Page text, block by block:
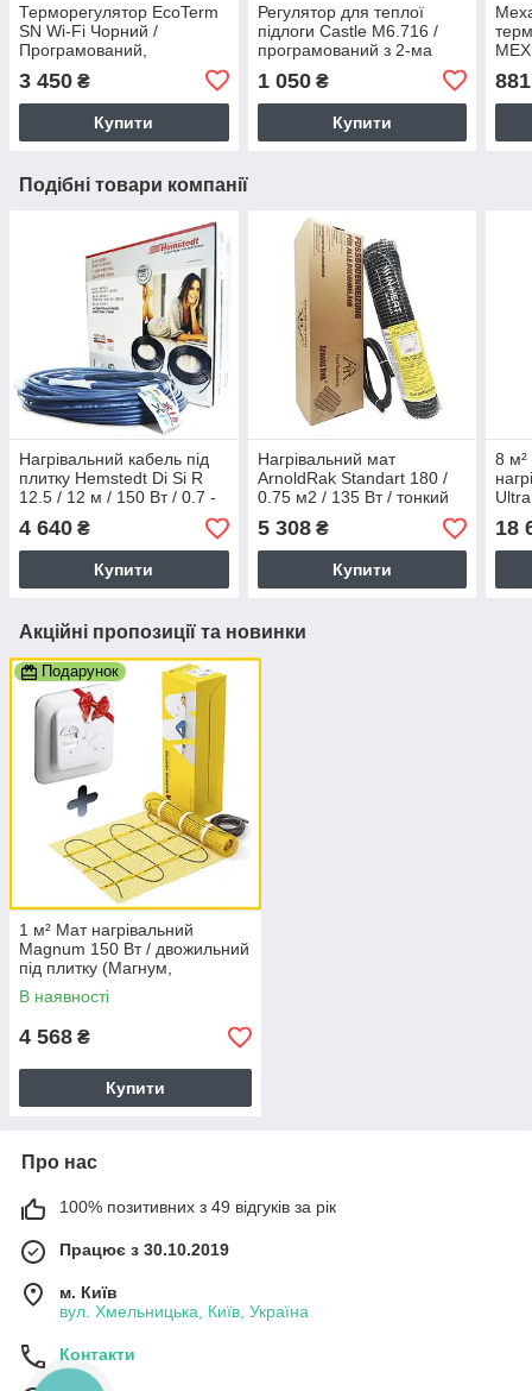
Терморегулятор EcoTerm
SN Wi-Fi Чорний /
Програмований,
підлоги
3 450 ₴
Купити
Регулятор для теплої
підлоги Castle M6.716 /
програмований з 2-ма
датчиками температури
1 050₴
Купити
МЕХ
881
Подібні товари компанії
Нагрівальний кабель під
плитку Hemstedt Di Si R
12.5 / 12 м / 150 Вт / 0.7 -
1.2 м² / безмуфтовий /
d=4.8 мм
4 640 ₴
Купити
Нагрівальний мат
ArnoldRak Standart 180 /
0.75 м2 / 135 Вт / тонкий
3.5 мм / під плитку
(Німеччина)
5 308₴
Купити
8 м²
2.7
18
Акційні пропозиції та новинки
Подарунок
1 м² Мат нагрівальний
Magnum 150 Вт / двожильний
під плитку (Магнум,
Нідерланди)
В наявності
4 568 ₴
Купити
Про нас
100% позитивних з 49 відгуків за рік
Працює з 30.10.2019
м. Київ
вул. Хмельницька, Київ, Україна
Контакти